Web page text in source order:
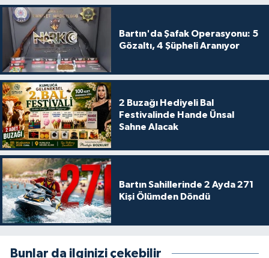
Bartın'da Şafak Operasyonu: 5
Gözaltı, 4 Şüpheli Aranıyor
2 Buzağı Hediyeli Bal
Festivalinde Hande Ünsal
Sahne Alacak
Bartın Sahillerinde 2 Ayda 271
Kişi Ölümden Döndü
Bunlar da ilginizi çekebilir